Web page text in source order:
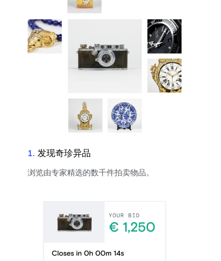
1. 发现奇珍异品
浏览由专家精选的数千件拍卖物品。